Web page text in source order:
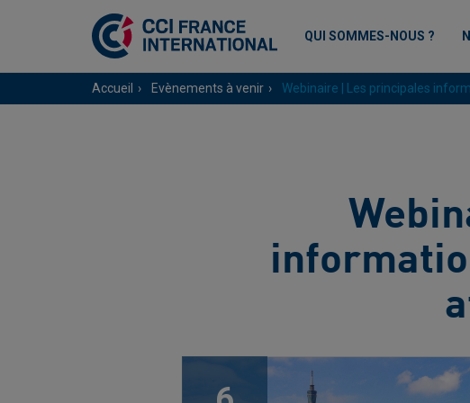
QUI SOMMES-NOUS ?
Accueil Evènements à venir Webinaire | Les principales